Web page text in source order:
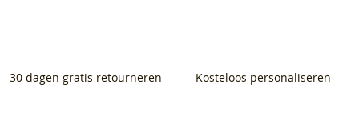
30 dagen gratis retourneren Kosteloos personaliseren